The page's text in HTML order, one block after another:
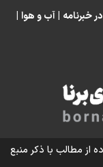
است؟
توان قیمت‌گذاری سبقت
خبرنامه | آب و هوا |
از مطالب با ذکر منبع